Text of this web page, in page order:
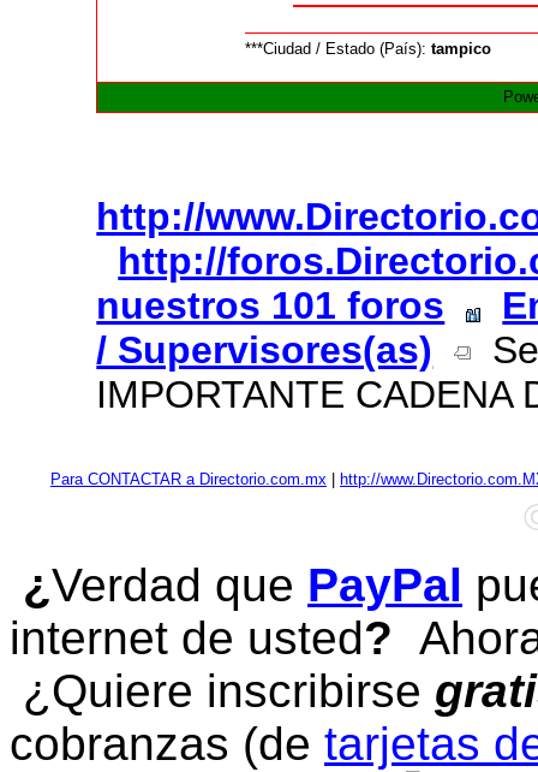
***Ciudad / Estado (País):tampico
http://
http://
nuestros 101 foros
/ Supervisores(as)
IMPORTANTE CADENA
Para CONTACTAR a Directorio.com.mx http://
¿Verdad que PayPal
internet de usted?
¿Quiere inscribirse
cobranzas (de tarjetas